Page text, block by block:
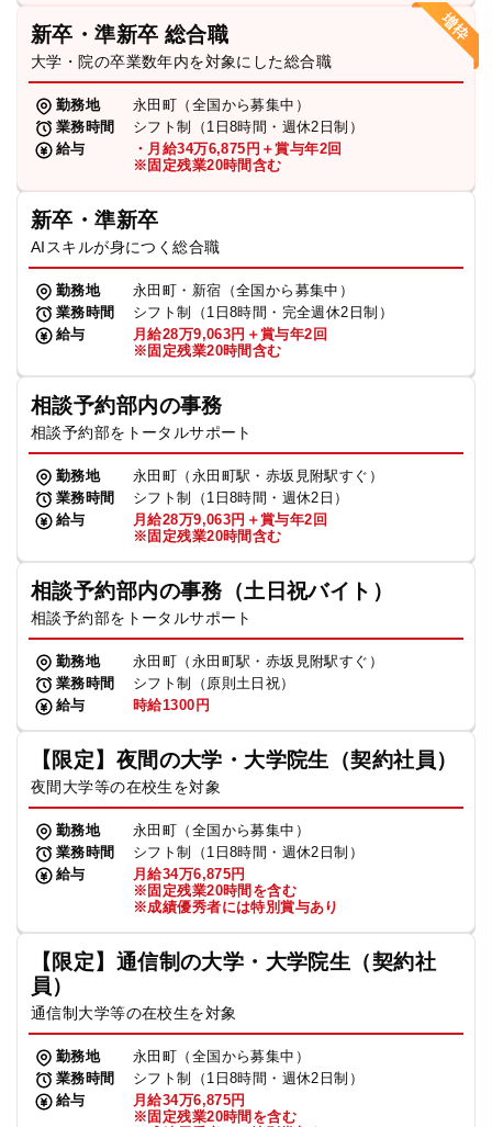
新卒・準新卒 総合職
大学・院の卒業数年内を対象にした総合職
勤務地
永田町（全国から募集中）
業務時間
シフト制（1日8時間・週休2日制）
給与
・月給34万6,875円＋賞与年2回
※固定残業20時間含む
新卒・準新卒
AIスキルが身につく総合職
勤務地
永田町・新宿（全国から募集中）
業務時間
シフト制（1日8時間・完全週休2日制）
給与
月給28万9,063円＋賞与年2回
※固定残業20時間含む
相談予約部内の事務
相談予約部をトータルサポート
勤務地
永田町（永田町駅・赤坂見附駅すぐ）
業務時間
シフト制（1日8時間・週休2日）
給与
月給28万9,063円＋賞与年2回
※固定残業20時間含む
相談予約部内の事務（土日祝バイト）
相談予約部をトータルサポート
勤務地
永田町（永田町駅・赤坂見附駅すぐ）
業務時間
シフト制（原則土日祝）
給与
時給1300円
【限定】夜間の大学・大学院生（契約社員）
夜間大学等の在校生を対象
勤務地
永田町（全国から募集中）
業務時間
シフト制（1日8時間・週休2日制）
給与
月給34万6,875円
※固定残業20時間を含む
※成績優秀者には特別賞与あり
【限定】通信制の大学・大学院生（契約社
員）
通信制大学等の在校生を対象
勤務地
永田町（全国から募集中）
業務時間
シフト制（1日8時間・週休2日制）
給与
月給34万6,875円
※固定残業20時間を含む